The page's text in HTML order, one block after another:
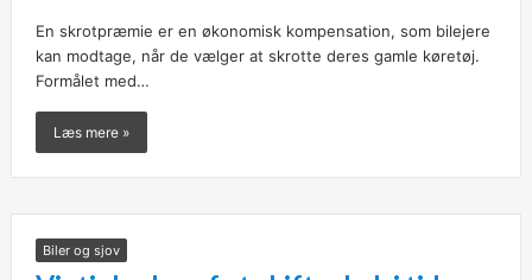
En skrotpræmie er en økonomisk kompensation, som bilejere
kan modtage, når de vælger at skrotte deres gamle køretøj.
Formålet med…
Læs mere »
Biler og sjov